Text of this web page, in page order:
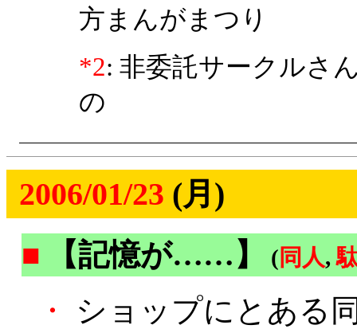
方まんがまつり
*2: 非委託サークルさ
の
2006/01/23 (月)
■ 【記憶が……】 (同人,
・
ショップにとある